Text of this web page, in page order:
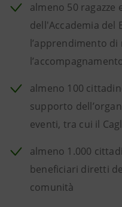
almeno 50 ragazze
dell'Accademia del
l’apprendimento di
almeno 100
supporto
eventi, tra cui il
almeno 1.000
beneficiari diretti
comunità